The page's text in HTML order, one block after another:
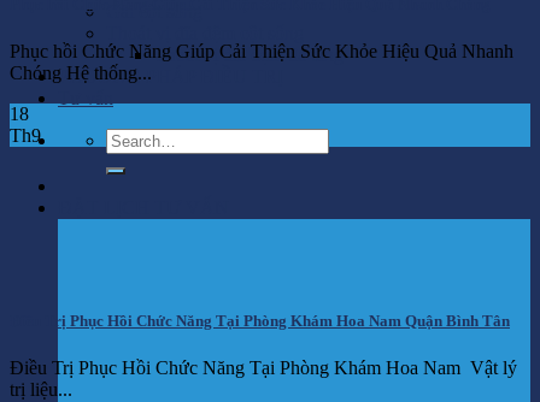
Thoát vị đĩa đệm đa tầng
PHƯƠNG PHÁP ĐIỀU TRỊ
Phục hồi Chức Năng Giúp Cải Thiện Sức Khỏe Hiệu Quả Nhanh
Chóng Hệ thống...
18
Th9
Điều Trị Phục Hồi Chức Năng Tại Phòng Khám Hoa Nam Quận Bình Tân
Điều Trị Phục Hồi Chức Năng Tại Phòng Khám Hoa Nam Vật lý
trị liệu...